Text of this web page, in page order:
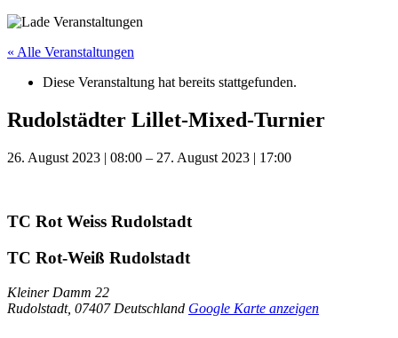
« Alle Veranstaltungen
Diese Veranstaltung hat bereits stattgefunden.
Rudolstädter Lillet-Mixed-Turnier
26. August 2023 | 08:00 – 27. August 2023 | 17:00
TC Rot Weiss Rudolstadt
TC Rot-Weiß Rudolstadt
Kleiner Damm 22
Rudolstadt, 07407 Deutschland Google Karte anzeigen